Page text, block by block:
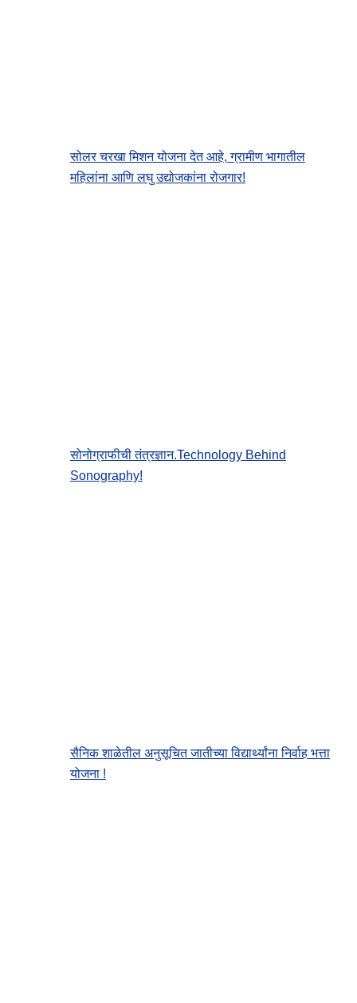
सोलर चरखा मिशन योजना देत आहे, ग्रामीण भागातील
महिलांना आणि लघु उद्योजकांना रोजगार!
सोनोग्राफीची तंत्रज्ञान.Technology Behind
Sonography!
सैनिक शाळेतील अनुसूचित जातीच्या विद्यार्थ्यांना निर्वाह भत्ता
योजना !